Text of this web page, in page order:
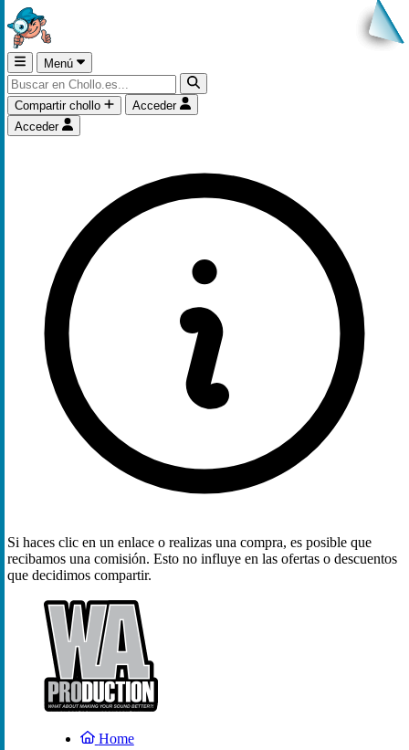
Menú
Compartir chollo
Acceder
Acceder
Si haces clic en un enlace o realizas una compra, es posible que
recibamos una comisión. Esto no influye en las ofertas o descuentos
que decidimos compartir.
Home